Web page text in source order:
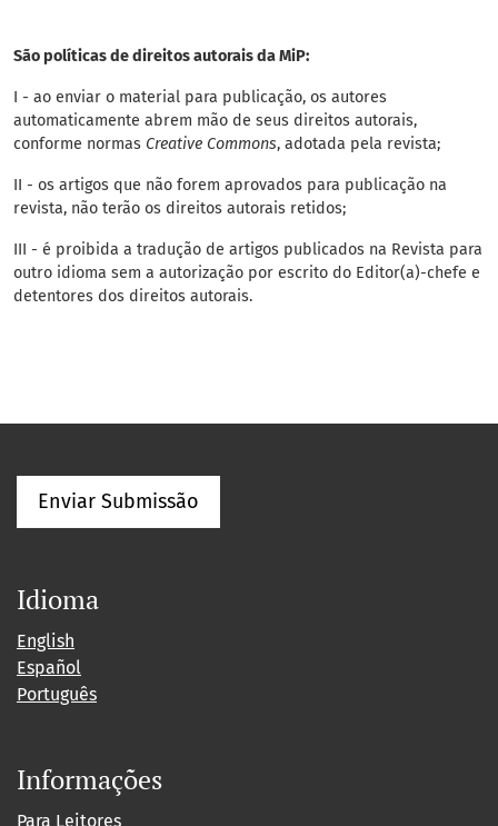
São políticas de direitos autorais da MiP:
I - ao enviar o material para publicação, os autores
automaticamente abrem mão de seus direitos autorais,
conforme normas Creative Commons, adotada pela revista;
II - os artigos que não forem aprovados para publicação na
revista, não terão os direitos autorais retidos;
III - é proibida a tradução de artigos publicados na Revista para
outro idioma sem a autorização por escrito do Editor(a)-chefe e
detentores dos direitos autorais.
Enviar Submissão
Idioma
English
Español
Português
Informações
Para Leitores